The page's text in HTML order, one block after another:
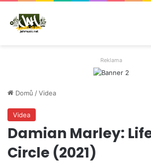
Reklama
Domů /Videa
Videa
Damian Marley:
Circle (2021)